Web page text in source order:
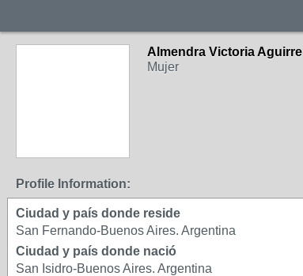
Almendra Victoria Aguirre
Mujer
Profile Information:
Ciudad y país donde reside
San Fernando-Buenos Aires. Argentina
Ciudad y país donde nació
San Isidro-Buenos Aires. Argentina